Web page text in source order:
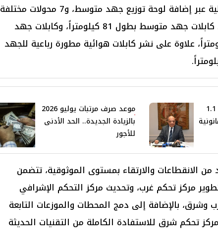
وتجديد المكونات الحالية عبر إضافة لوحة توزيع جهد متوسط، و7 محولات مختلفة
القدرات، إلى جانب مد كابلات جهد متوسط بطول 81 كيلومتراً، وكابلات جهد
بطول 19 كيلومتراً، علاوة على نشر كابلات هوائية مطورة رباعية للجهد
الكهرباء: تحويل أكثر من 1.1
موعد صرف مرتبات يوليو 2026
بالزيادة الجديدة.. الحد الأدنى
للأجور
الانقطاعات والارتقاء بمستوى الموثوقية، تتضمن
مركز تحكم غرب، وتحديث مركز التحكم الإشرافي
وشرق، بالإضافة إلى دمج المحطات والموزعات التابعة
تحكم شرق للاستفادة الكاملة من التقنيات الحديثة